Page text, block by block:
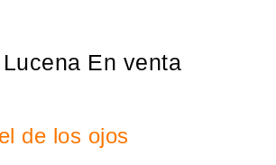
En venta
de los ojos